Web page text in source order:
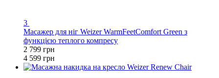
3
Масажер для ніг Weizer WarmFeetComfort Green з
функцією теплого компресу
2 799 грн
4 599 грн